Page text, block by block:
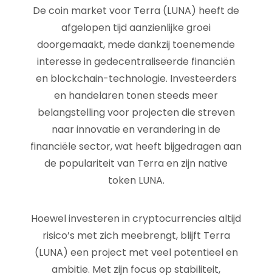
De coin market voor Terra (LUNA) heeft de
afgelopen tijd aanzienlijke groei
doorgemaakt, mede dankzij toenemende
interesse in gedecentraliseerde financiën
en blockchain-technologie. Investeerders
en handelaren tonen steeds meer
belangstelling voor projecten die streven
naar innovatie en verandering in de
financiële sector, wat heeft bijgedragen aan
de populariteit van Terra en zijn native
token LUNA.
Hoewel investeren in cryptocurrencies altijd
risico’s met zich meebrengt, blijft Terra
(LUNA) een project met veel potentieel en
ambitie. Met zijn focus op stabiliteit,